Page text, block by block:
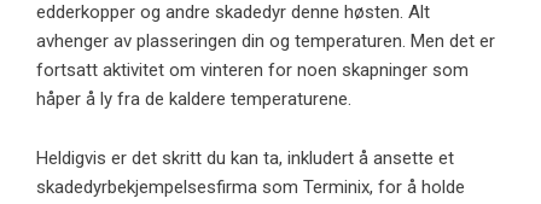
edderkopper og andre skadedyr denne høsten. Alt
avhenger av plasseringen din og temperaturen. Men det er
fortsatt aktivitet om vinteren for noen skapninger som
håper å ly fra de kaldere temperaturene.
Heldigvis er det skritt du kan ta, inkludert å ansette et
skadedyrbekjempelsesfirma som Terminix, for å holde